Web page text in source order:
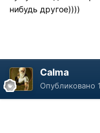
нибудь другое))))
Calma
Опубликовано